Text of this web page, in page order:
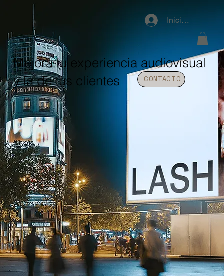
Iniciar sesión
CONTACTO
Mejora tu experiencia audiovisual
y la de tus clientes